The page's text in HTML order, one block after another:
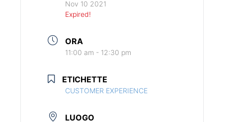
Nov 10 2021
Expired!
ORA
11:00 am - 12:30 pm
ETICHETTE
CUSTOMER EXPERIENCE
LUOGO